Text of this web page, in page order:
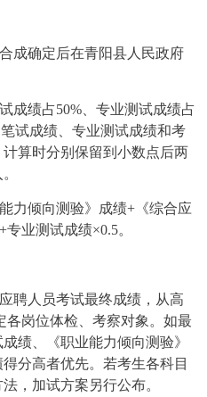
成确定后在青阳县人民政府
成绩占50%、专业测试成绩占
试成绩、专业测试成绩和考
算时分别保留到小数点后两
力倾向测验》成绩+《综合应
业测试成绩×0.5。
聘人员考试最终成绩，从高
各岗位体检、考察对象。如最
绩、《职业能力倾向测验》
分高者优先。若考生各科目
，加试方案另行公布。